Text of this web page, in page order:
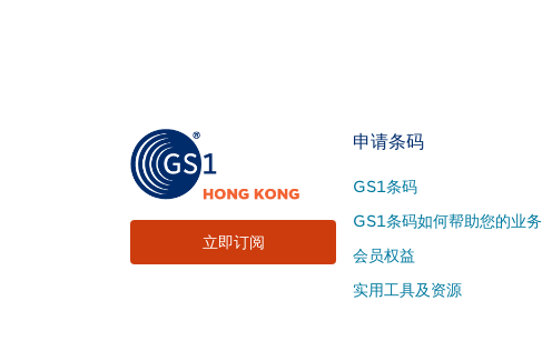
立即订阅
Footer
Site
Menu
申请条码
GS1条码
GS1条码如何帮助您的业务
会员权益
实用工具及资源